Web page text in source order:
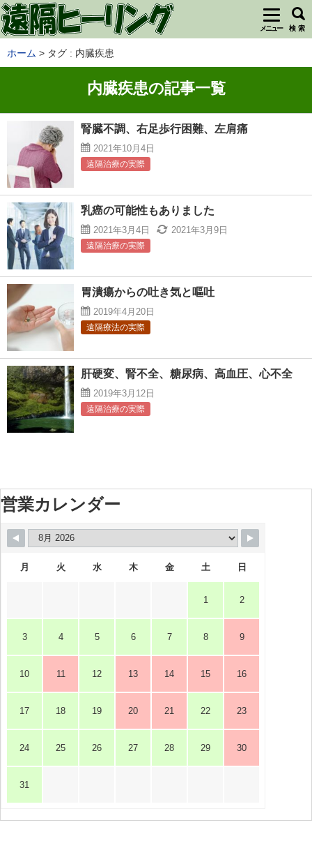
メニュー 検 索
ホーム タグ : 内臓疾患
内臓疾患の記事一覧
腎臓不調、右足歩行困難、左肩痛
2021年10月4日
遠隔治療の実際
乳癌の可能性もありました
2021年3月4日 2021年3月9日
遠隔治療の実際
胃潰瘍からの吐き気と嘔吐
2019年4月20日
遠隔療法の実際
肝硬変、腎不全、糖尿病、高血圧、心不全
2019年3月12日
遠隔治療の実際
営業カレンダー
月 火 水 木 金 土 日
1 2
3 4 5 6 7 8 9
10 11 12 13 14 15 16
17 18 19 20 21 22 23
24 25 26 27 28 29 30
31